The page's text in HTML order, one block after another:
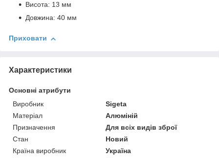
Висота: 13 мм
Довжина: 40 мм
Приховати
Характеристики
Основні атрибути
Виробник
Sigeta
Матеріал
Алюміній
Призначення
Для всіх видів зброї
Стан
Новий
Країна виробник
Україна